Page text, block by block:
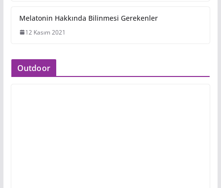
Melatonin Hakkında Bilinmesi Gerekenler
12 Kasım 2021
Outdoor